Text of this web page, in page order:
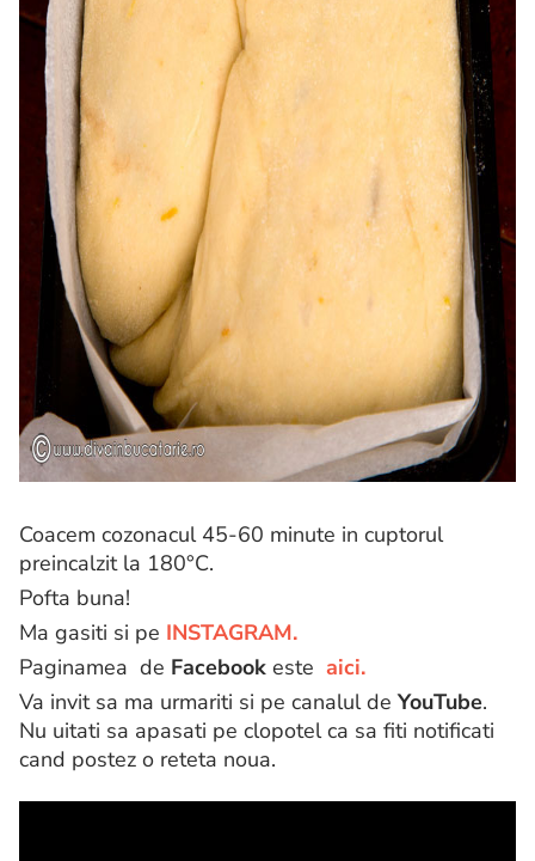
Coacem cozonacul 45-60 minute in cuptorul
preincalzit la 180°C.
Pofta buna!
Ma gasiti si pe INSTAGRAM.
Paginamea de Facebook este aici.
Va invit sa ma urmariti si pe canalul deYouTube.
Nu uitati sa apasati pe clopotel ca sa fiti notificati
cand postez o reteta noua.